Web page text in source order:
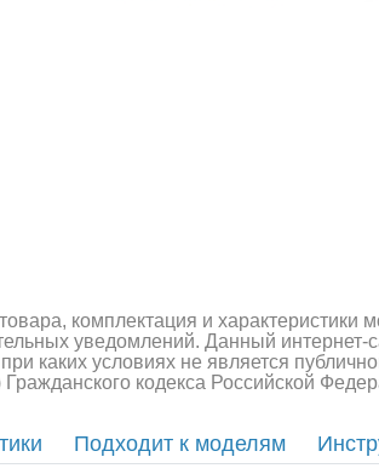
комплектация и характеристики
уведомлений. Данный
каких условиях не является
Гражданского кодекса Российской
Подходит к моделям